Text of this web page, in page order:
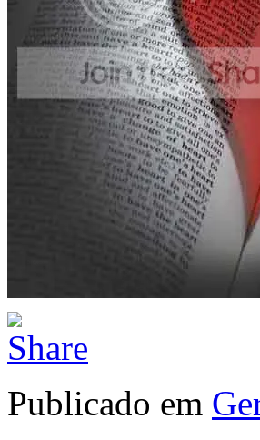
Publicado em